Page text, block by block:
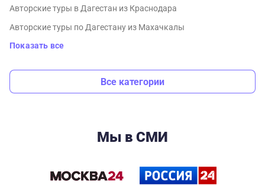
Авторские туры в Дагестан из Краснодара
Авторские туры по Дагестану из Махачкалы
Показать все
Все категории
Мы в СМИ